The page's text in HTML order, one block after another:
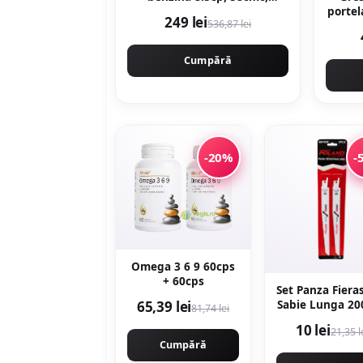
MOTOYAMA JAPAN 9800
249 lei536,87 lei
Cumpără
-20%
Omega 3 6 9 60cps
+ 60cps
65,39 lei81,74 lei
Cumpără
-
Set Panza
Sabie Lunga
10 lei21,35